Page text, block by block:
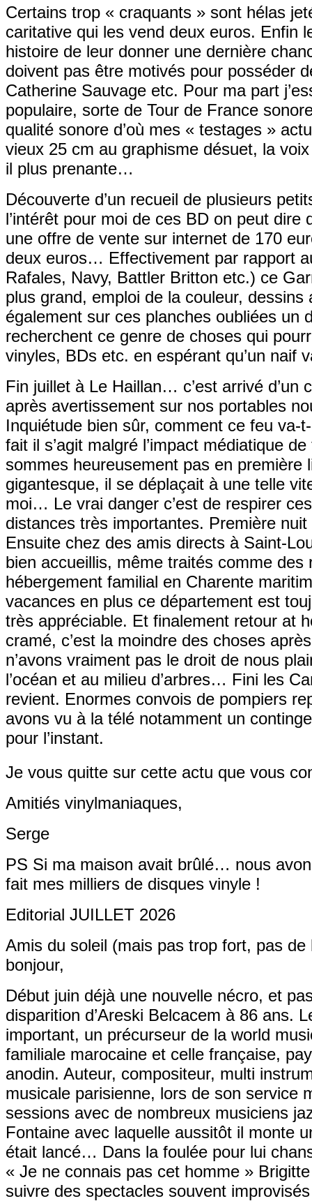
Certains trop « craquants » sont hélas
caritative qui les vend deux euros. Enfin
histoire de leur donner une dernière
doivent pas être motivés pour posséder
Catherine Sauvage etc. Pour ma part
populaire, sorte de Tour de France
qualité sonore d’où mes « testages »
vieux 25 cm au graphisme désuet, la
il plus prenante…
Découverte d’un recueil de plusieurs
l’intérêt pour moi de ces BD on peut
une offre de vente sur internet de 170
deux euros… Effectivement par rapport
Rafales, Navy, Battler Britton etc.) ce
plus grand, emploi de la couleur,
également sur ces planches oubliées un
recherchent ce genre de choses qui
vinyles, BDs etc. en espérant qu’un naif
Fin juillet à Le Haillan… c’est arrivé
après avertissement sur nos portables
Inquiétude bien sûr, comment ce feu
fait il s’agit malgré l’impact médiatique
sommes heureusement pas en
gigantesque, il se déplaçait à une telle
moi… Le vrai danger c’est de respirer
distances très importantes. Première
Ensuite chez des amis directs à Saint-
bien accueillis, même traités comme
hébergement familial en Charente
vacances en plus ce département est
très appréciable. Et finalement retour at
cramé, c’est la moindre des choses
n’avons vraiment pas le droit de nous
l’océan et au milieu d’arbres… Fini les
revient. Enormes convois de pompiers
avons vu à la télé notamment un
pour l’instant.
Je vous quitte sur cette actu que vous
Amitiés vinylmaniaques,
Serge
PS Si ma maison avait brûlé… nous
fait mes milliers de disques vinyle !
Editorial JUILLET 2026
Amis du soleil (mais pas trop fort, pas
bonjour,
Début juin déjà une nouvelle nécro, et
disparition d’Areski Belcacem à 86 ans.
important, un précurseur de la world
familiale marocaine et celle française,
anodin. Auteur, compositeur, multi
musicale parisienne, lors de son
sessions avec de nombreux musiciens
Fontaine avec laquelle aussitôt il monte
était lancé… Dans la foulée pour lui
« Je ne connais pas cet homme »
suivre des spectacles souvent